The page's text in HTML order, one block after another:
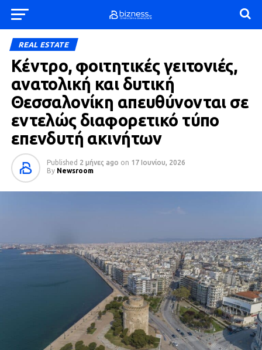
REAL ESTATE
Kέντρο, φοιτητικές γειτονιές,
ανατολική και δυτική
Θεσσαλονίκη απευθύνονται σε
εντελώς διαφορετικό τύπο
επενδυτή ακινήτων
Published 2 μήνες ago on 17 Ιουνίου, 2026
By Newsroom